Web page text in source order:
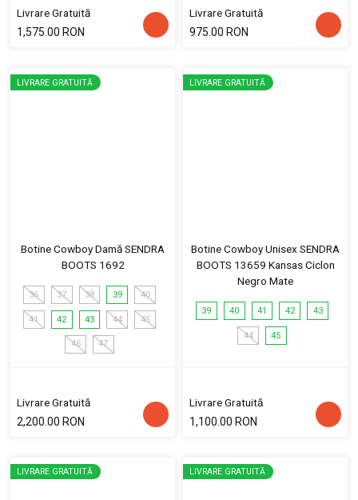
Livrare Gratuită
1,575.00 RON
Livrare Gratuită
975.00 RON
LIVRARE GRATUITĂ
Botine Cowboy Damă SENDRA
BOOTS 1692
36 37 38 39 40
41 42 43 44 45
46 47
Livrare Gratuită
2,200.00 RON
LIVRARE GRATUITĂ
Botine Cowboy Unisex SENDRA
BOOTS 13659 Kansas Ciclon
Negro Mate
39 40 41 42 43
44 45
Livrare Gratuită
1,100.00 RON
LIVRARE GRATUITĂ LIVRARE GRATUITĂ